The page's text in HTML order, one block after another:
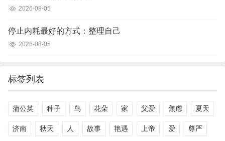
2026-08-05
停止内耗最好的方式：整理自己
2026-08-05
标签列表
蒲公英 种子 鸟 花朵 家 父爱 焦虑 夏天
济南 秋天 人 故事 艳遇 上帝 爱 尊严